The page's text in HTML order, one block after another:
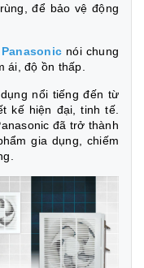
để bảo vệ động
c nói chung
ái, độ ồn thấp.
nổi tiếng đến từ
kế hiện đại, tinh tế.
đã trở thành
gia dụng, chiếm